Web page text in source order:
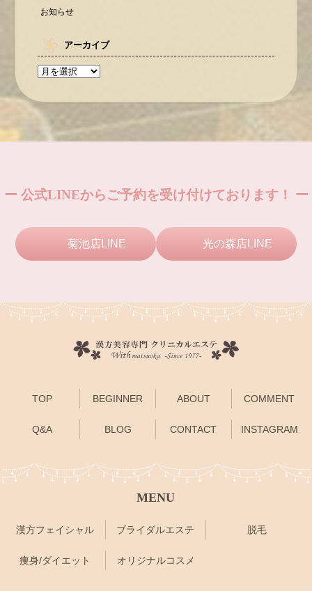
お知らせ
アーカイブ
ー 公式LINEからご予約を受け付けております！ ー
菊池店LINE 光の森店LINE
TOP BEGINNER ABOUT COMMENT
Q&A BLOG CONTACT INSTAGRAM
MENU
漢方フェイシャル ブライダルエステ 脱毛
痩身/ダイエット オリジナルコスメ